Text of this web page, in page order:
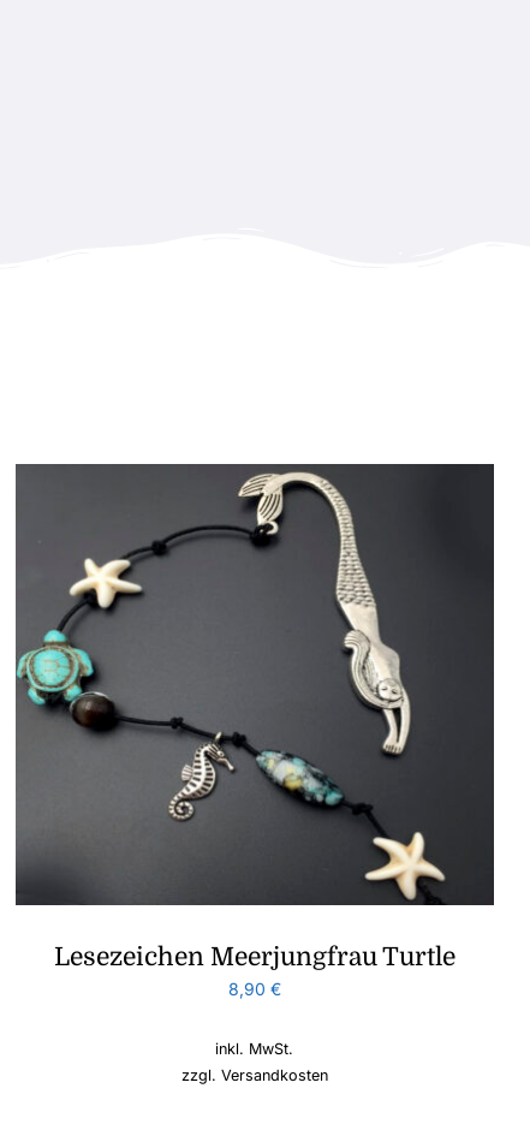
Lesezeichen Meerjungfrau Turtle
8,90 €
inkl. MwSt.
zzgl. Versandkosten